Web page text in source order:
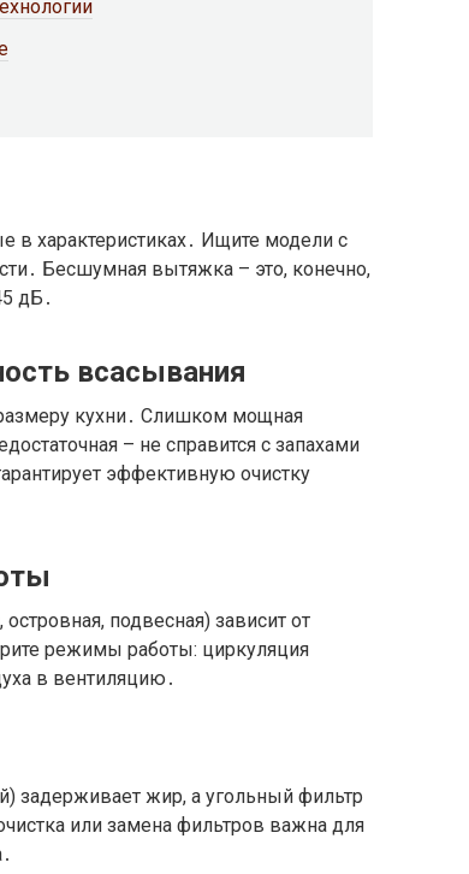
в характеристиках․ Ищите модели с
Бесшумная вытяжка – это, конечно,
дБ․
всасывания
кухни․ Слишком мощная
– не справится с запахами
эффективную очистку
подвесная) зависит от
режимы работы: циркуляция
в вентиляцию․
жир, а угольный фильтр
или замена фильтров важна для